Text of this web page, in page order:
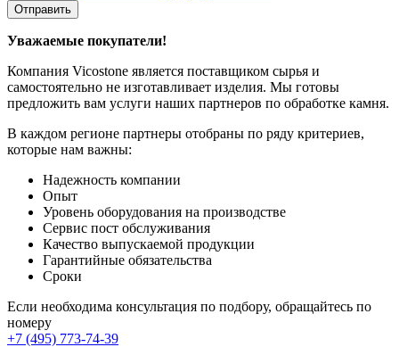
Отправить
Уважаемые покупатели!
Компания Vicostone является поставщиком сырья и
самостоятельно не изготавливает изделия. Мы готовы
предложить вам услуги наших партнеров по обработке камня.
В каждом регионе партнеры отобраны по ряду критериев,
которые нам важны:
Надежность компании
Опыт
Уровень оборудования на производстве
Сервис пост обслуживания
Качество выпускаемой продукции
Гарантийные обязательства
Сроки
Если необходима консультация по подбору, обращайтесь по
номеру
+7 (495) 773-74-39